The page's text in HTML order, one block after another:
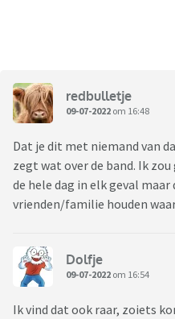
redbulletje
09-07-2022 om 16:48
Dat je dit met niemand van
zegt wat over de band. Ik
de hele dag in elk geval maar
vrienden/familie houden
Dolfje
09-07-2022 om 16:54
Ik vind dat ook raar, zoiets